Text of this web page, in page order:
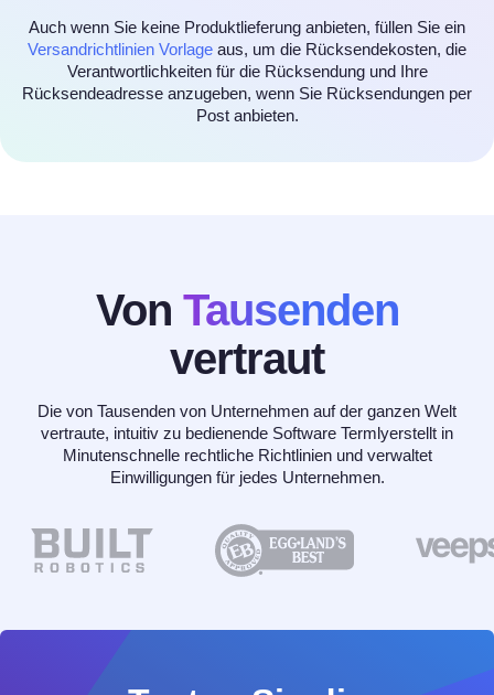
Auch wenn Sie keine Produktlieferung anbieten, füllen Sie ein
Versandrichtlinien Vorlage aus, um die Rücksendekosten, die
Verantwortlichkeiten für die Rücksendung und Ihre
Rücksendeadresse anzugeben, wenn Sie Rücksendungen per
Post anbieten.
Von Tausenden
vertraut
Die von Tausenden von Unternehmen auf der ganzen Welt
vertraute, intuitiv zu bedienende Software Termlyerstellt in
Minutenschnelle rechtliche Richtlinien und verwaltet
Einwilligungen für jedes Unternehmen.